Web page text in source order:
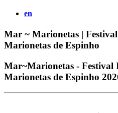
en
Mar ~ Marionetas |
Marionetas de Espinho
Mar~Marionetas - Festival
Marionetas de Espinho